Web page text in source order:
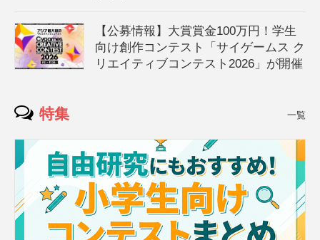
【公募情報】大賞賞金100万円！学生
向け創作コンテスト「サイゲームス ク
リエイティブコンテスト2026」が開催
特集 一覧